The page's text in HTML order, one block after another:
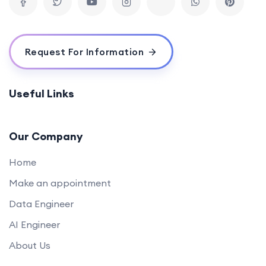
Request For Information
Useful Links
Our Company
Home
Make an appointment
Data Engineer
AI Engineer
About Us